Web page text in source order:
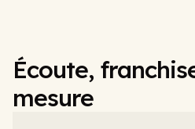
Écoute,
mesure